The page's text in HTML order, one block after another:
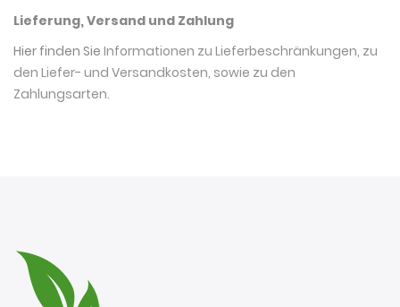
Lieferung, Versand und Zahlung
Hier finden Sie Informationen zu Lieferbeschränkungen, zu
den Liefer- und Versandkosten, sowie zu den
Zahlungsarten.